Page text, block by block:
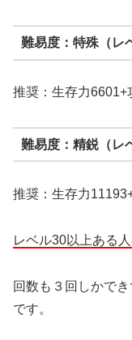
難易度：特殊（レ
推奨：生存力6601+
難易度：精鋭（レ
推奨：生存力
レベル30以上ある
回数も３回しかで
です。